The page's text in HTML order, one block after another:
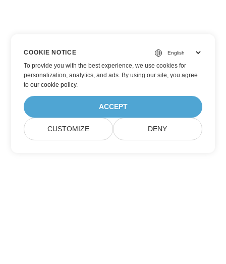
COOKIE NOTICE
To provide you with the best experience, we use cookies for
personalization, analytics, and ads. By using our site, you agree
toour cookie policy.
ACCEPT
CUSTOMIZE DENY